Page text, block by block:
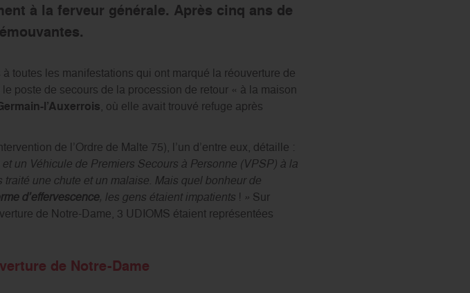
à la ferveur générale. Après cinq ans de
toutes les manifestations qui ont marqué la réouverture de
poste de secours de la procession de retour « à la maison
l’Auxerrois, où elle avait trouvé refuge après
de l’Ordre de Malte 75), l’un d’entre eux, détaille :
un Véhicule de Premiers Secours à Personne (VPSP) à la
une chute et un malaise. Mais quel bonheur de
d’effervescence, les gens étaient impatients! » Sur
de Notre-Dame, 3 UDIOMS étaient représentées
de Notre-Dame